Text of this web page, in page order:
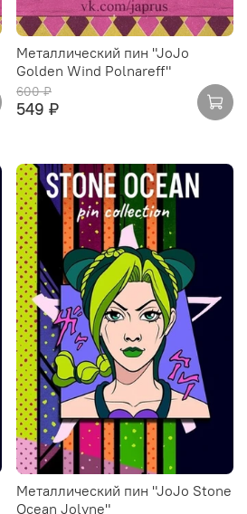
Металлический пин "JoJo
Golden Wind Polnareff"
600 ₽
549 ₽
Металлический пин "JoJo Stone
Ocean Jolyne"